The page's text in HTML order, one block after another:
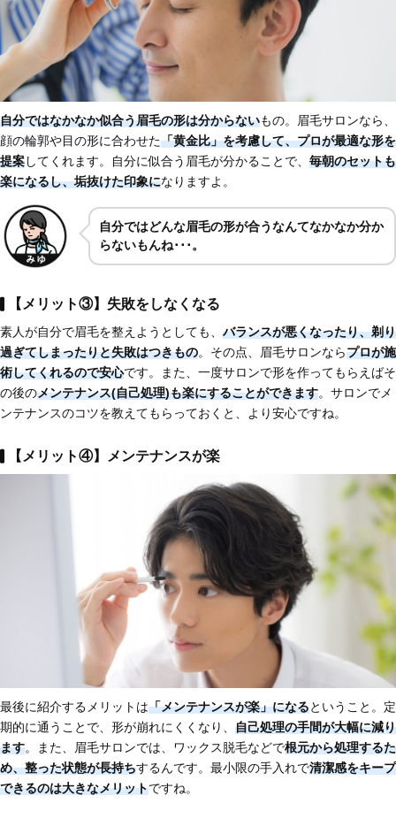
自分ではなかなか似合う眉毛の形は分からないもの。眉毛サロンなら、
顔の輪郭や目の形に合わせた「黄金比」を考慮して、プロが最適な形を
提案してくれます。自分に似合う眉毛が分かることで、 毎朝のセットも
楽になるし、垢抜けた印象になりますよ。
自分ではどんな眉毛の形が合うなんてなかなか分か
らないもんね･･･。
【メリット③】失敗をしなくなる
素人が自分で眉毛を整えようとしても、 バランスが悪くなったり、剃り
過ぎてしまったりと失敗はつきもの。その点、眉毛サロンならプロが施
術してくれるので安心です。また、一度サロンで形を作ってもらえばそ
の後のメンテナンス(自己処理)も楽にすることができます。サロンでメ
ンテナンスのコツを教えてもらっておくと、より安心ですね。
【メリット④】メンテナンスが楽
最後に紹介するメリットは「メンテナンスが楽」になるということ。定
期的に通うことで、形が崩れにくくなり、 自己処理の手間が大幅に減り
ます。また、眉毛サロンでは、ワックス脱毛などで根元から処理するた
め、整った状態が長持ちするんです。最小限の手入れで清潔感をキープ
できるのは大きなメリットですね。